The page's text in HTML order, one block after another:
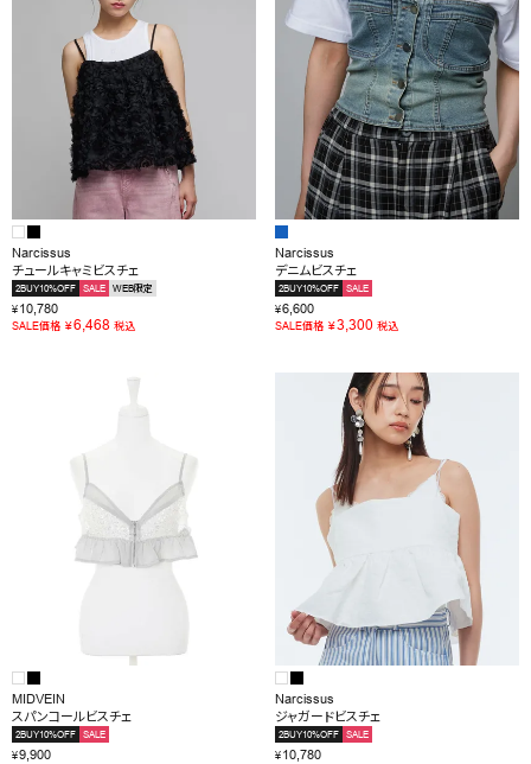
RANKING
RE STOCK
COMING SOON
TOPICS
JOURNAL
INFORMATION
RECRUIT
Narcissus
チュールキャミビスチェ
2BUY10%OFF SALE WEB限定
¥10,780
SALE価格 ¥6,468 税込
Narcissus
デニムビスチェ
2BUY10%OFF SALE
¥6,600
SALE価格 ¥3,300 税込
MIDVEIN
スパンコールビスチェ
2BUY10%OFF SALE
¥9,900
Narcissus
ジャガードビスチェ
2BUY10%OFF SALE
¥10,780